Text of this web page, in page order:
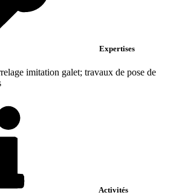
Expertises
imitation galet; travaux de pose de
Activités